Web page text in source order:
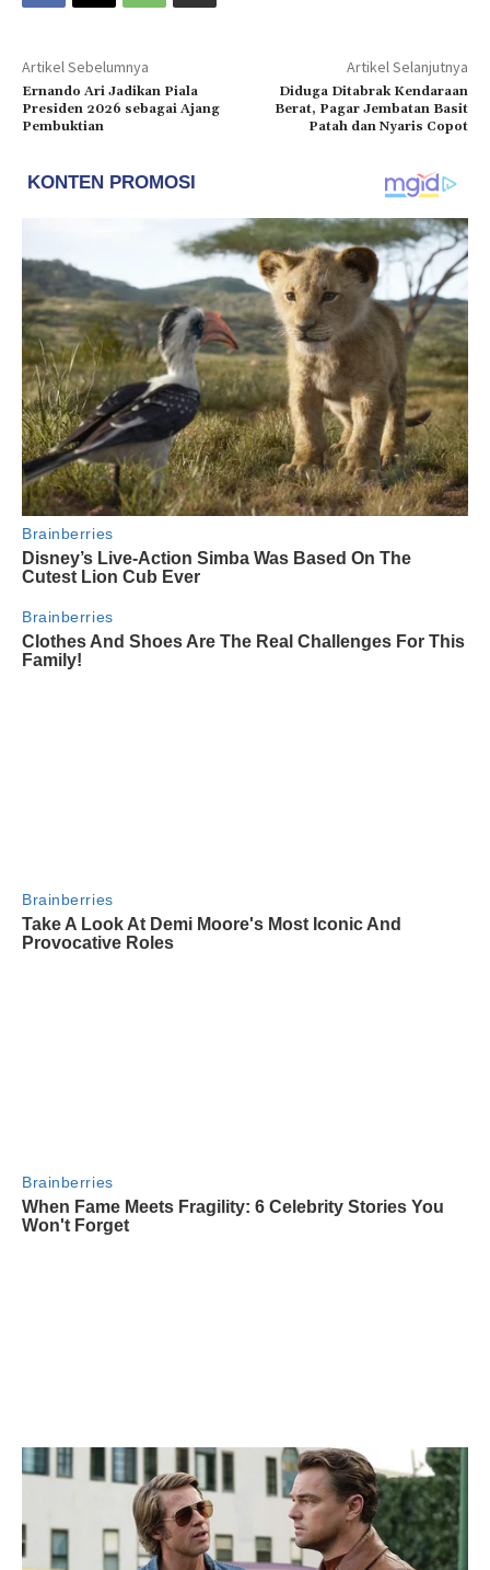
Artikel Sebelumnya
Ernando Ari Jadikan Piala
Presiden 2026 sebagai Ajang
Pembuktian
Artikel Selanjutnya
Diduga Ditabrak Kendaraan
Berat, Pagar Jembatan Basit
Patah dan Nyaris Copot